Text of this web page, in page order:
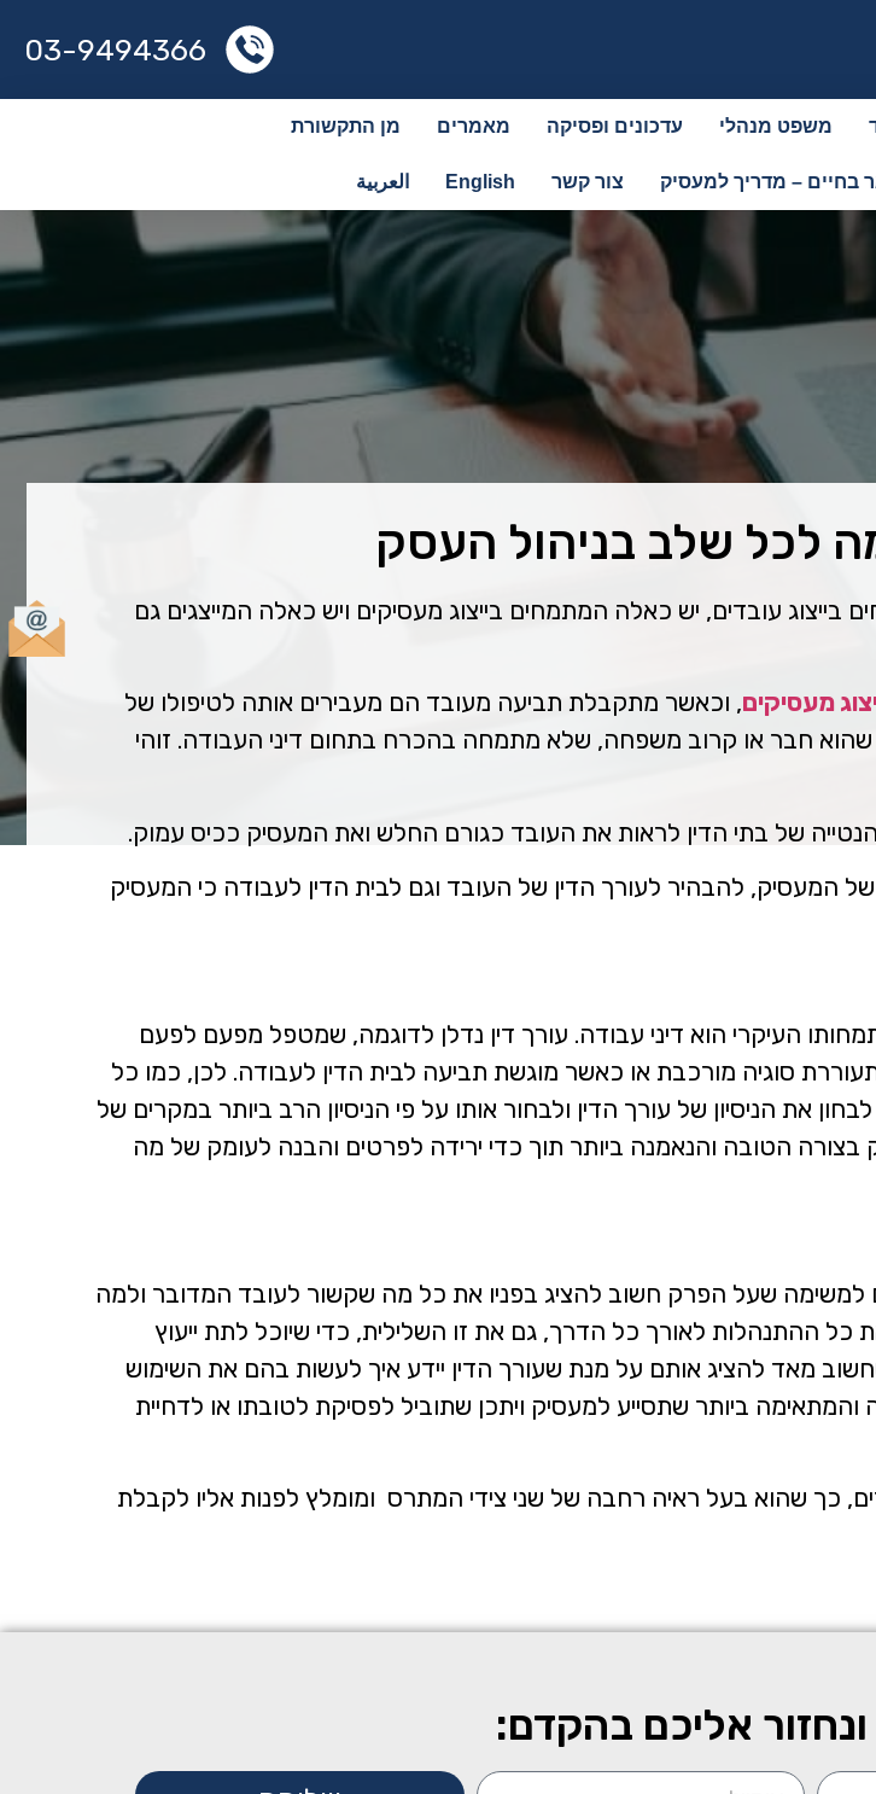
03-9494366
משפט מנהלי עדכונים ופסיקה מאמרים מן התקשורת
בחיים – מדריך למעסיק צור קשר English العربية
לכל שלב בניהול העסק
בייצוג עובדים, יש כאלה המתמחים בייצוג מעסיקים ויש כאלה המייצגים גם
מעסיקים, וכאשר מתקבלת תביעה מעובד הם מעבירים אותה לטיפולו של
שהוא חבר או קרוב משפחה, שלא מתמחה בהכרח בתחום דיני העבודה. זוהי
של בתי הדין לראות את העובד כגורם החלש ואת המעסיק ככיס עמוק.
של המעסיק, להבהיר לעורך הדין של העובד וגם לבית הדין לעבודה כי המעסיק
העיקרי הוא דיני עבודה. עורך דין נדלן לדוגמה, שמטפל מפעם לפעם
סוגיה מורכבת או כאשר מוגשת תביעה לבית הדין לעבודה. לכן, כמו כל
את הניסיון של עורך הדין ולבחור אותו על פי הניסיון הרב ביותר במקרים של
בצורה הטובה והנאמנה ביותר תוך כדי ירידה לפרטים והבנה לעומק של מה
למשימה שעל הפרק חשוב להציג בפניו את כל מה שקשור לעובד המדובר ולמה
כל ההתנהלות לאורך כל הדרך, גם את זו השלילית, כדי שיוכל לתת ייעוץ
מאד להציג אותם על מנת שעורך הדין יידע איך לעשות בהם את השימוש
והמתאימה ביותר שתסייע למעסיק ויתכן שתוביל לפסיקת לטובתו או לדחיית
כך שהוא בעל ראיה רחבה של שני צידי המתרס ומומלץ לפנות אליו לקבלת
אליכם בהקדם: